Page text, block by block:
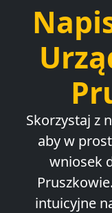
Skorzystaj z
aby w
wniosek
intuicyjne